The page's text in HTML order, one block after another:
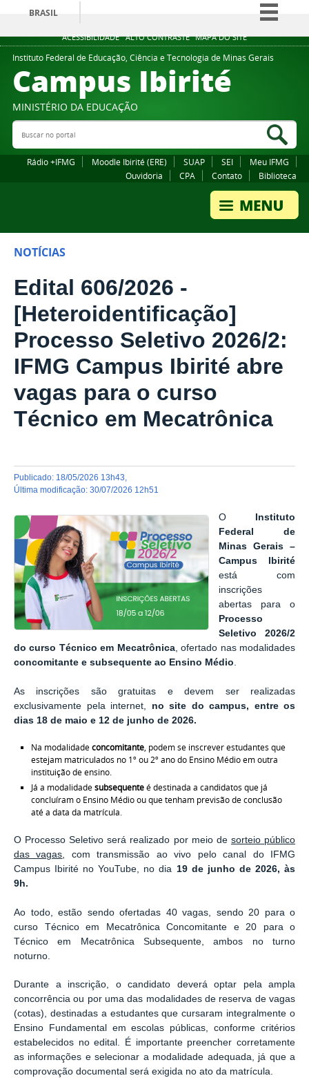
ACESSIBILIDADE ALTO CONTRASTE MAPA DO SITE
BRASIL
Simplifique!
Comunica BR
Participe
Legislação
Instituto Federal de Educação, Ciência e Tecnologia de Minas Gerais
Campus Ibirité
MINISTÉRIO DA EDUCAÇÃO
Buscar no portal
Rádio +IFMG Moodle Ibirité (ERE) SUAP SEI
Meu IFMG
Ouvidoria
CPA Contato Biblioteca
NOTÍCIAS
Edital 606/2026 -
[Heteroidentificação]
Processo Seletivo 2026/2:
IFMG Campus Ibirité abre
vagas para o curso
Técnico em Mecatrônica
publicado: 18/05/2026 13h43
última modificação: 30/07/2026 12h51
O
Instituto
Federal de
Minas Gerais –
Campus Ibirité
está com
inscrições
abertas para o
Processo
Seletivo 2026/2
do curso Técnico em Mecatrônica, ofertado nas modalidades
concomitante e subsequente ao Ensino Médio.
As inscrições são gratuitas e devem ser realizadas
exclusivamente pela internet, no site do campus, entre os
dias 18 de maio e 12 de junho de 2026.
Na modalidadeconcomitante, podem se inscrever estudantes que
estejam matriculados no 1º ou 2º ano do Ensino Médio em outra
instituição de ensino.
Já a modalidadesubsequenteé destinada a candidatos que já
concluíram o Ensino Médio ou que tenham previsão de conclusão
até a data da matrícula.
O Processo Seletivo será realizado por meio de sorteio público
das vagas, com transmissão ao vivo pelo canal do IFMG
Campus Ibirité no YouTube, no dia 19 de junho de 2026, às
9h.
Ao todo, estão sendo ofertadas 40 vagas, sendo 20 para o
curso Técnico em Mecatrônica Concomitante e 20 para o
Técnico em Mecatrônica Subsequente, ambos no turno
noturno.
Durante a inscrição, o candidato deverá optar pela ampla
concorrência ou por uma das modalidades de reserva de vagas
(cotas), destinadas a estudantes que cursaram integralmente o
Ensino Fundamental em escolas públicas, conforme critérios
estabelecidos no edital. É importante preencher corretamente
as informações e selecionar a modalidade adequada, já que a
comprovação documental será exigida no ato da matrícula.